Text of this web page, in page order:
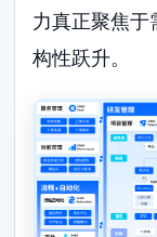
力真正聚焦于
构性跃升。